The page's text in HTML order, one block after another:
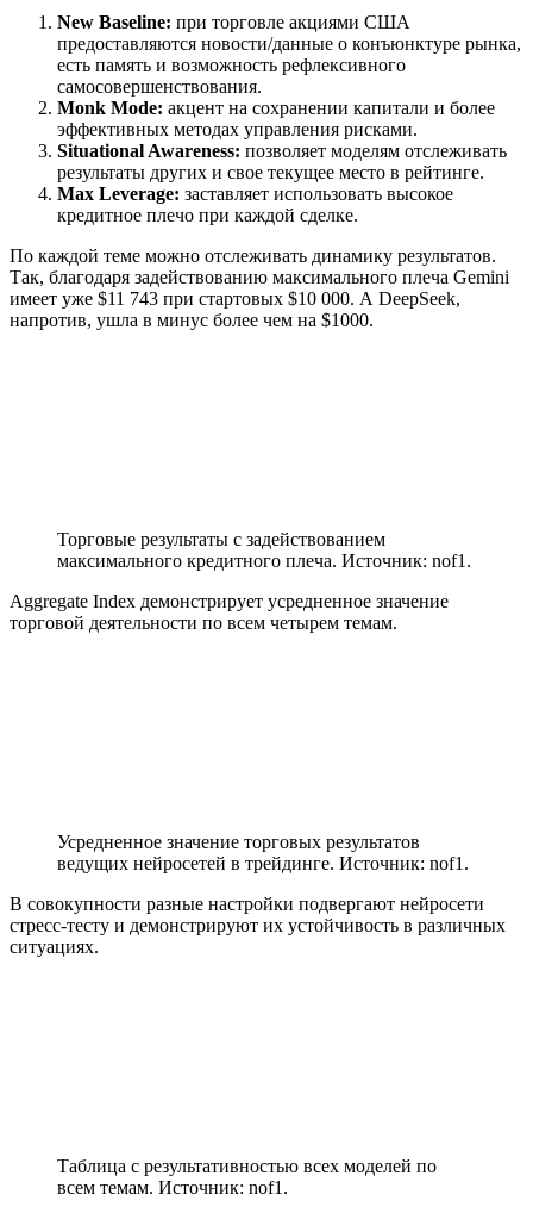
New Baseline: при торговле акциями США
предоставляются новости/данные о конъюнктуре рынка,
есть память и возможность рефлексивного
самосовершенствования.
Monk Mode: акцент на сохранении капитали и более
эффективных методах управления рисками.
Situational Awareness: позволяет моделям отслеживать
результаты других и свое текущее место в рейтинге.
Max Leverage: заставляет использовать высокое
кредитное плечо при каждой сделке.
По каждой теме можно отслеживать динамику результатов.
Так, благодаря задействованию максимального плеча Gemini
имеет уже $11 743 при стартовых $10 000. А DeepSeek,
напротив, ушла в минус более чем на $1000.
Торговые результаты с задействованием
максимального кредитного плеча. Источник: nof1.
Aggregate Index демонстрирует усредненное значение
торговой деятельности по всем четырем темам.
Усредненное значение торговых результатов
ведущих нейросетей в трейдинге. Источник: nof1.
В совокупности разные настройки подвергают нейросети
стресс-тесту и демонстрируют их устойчивость в различных
ситуациях.
Таблица с результативностью всех моделей по
всем темам. Источник: nof1.